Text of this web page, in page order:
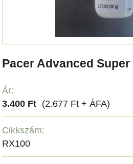
Pacer Advanced Super
Ár:
3.400 Ft (2.677 Ft + ÁFA)
Cikkszám:
RX100